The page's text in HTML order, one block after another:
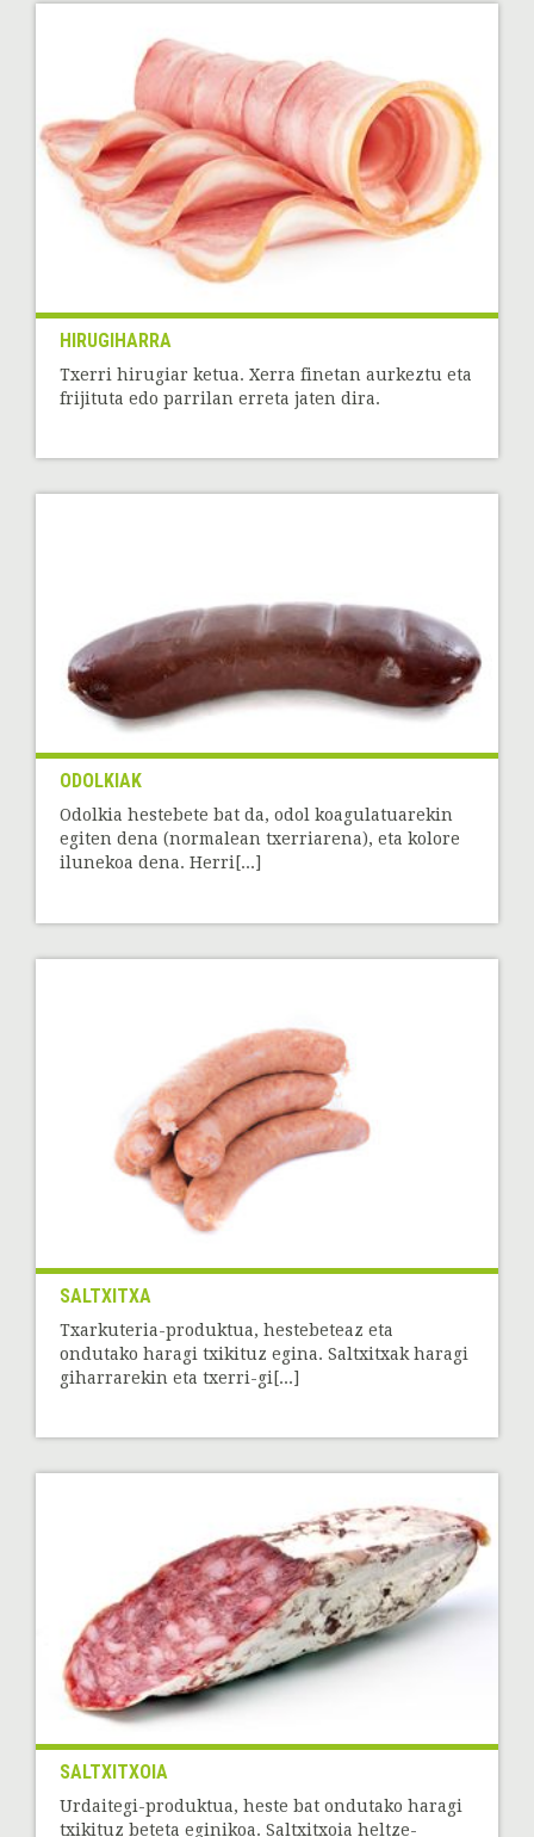
HIRUGIHARRA
Txerri hirugiar ketua. Xerra finetan aurkeztu eta
frijituta edo parrilan erreta jaten dira.
ODOLKIAK
Odolkia hestebete bat da, odol koagulatuarekin
egiten dena (normalean txerriarena), eta kolore
ilunekoa dena. Herri[...]
SALTXITXA
Txarkuteria-produktua, hestebeteaz eta
ondutako haragi txikituz egina. Saltxitxak haragi
giharrarekin eta txerri-gi[...]
SALTXITXOIA
Urdaitegi-produktua, heste bat ondutako haragi
txikituz beteta eginikoa. Saltxitxoia heltze-